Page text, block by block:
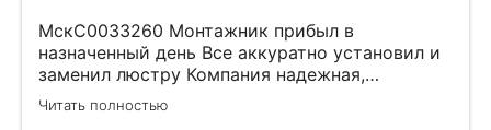
МскС0033260 Монтажник прибыл в
назначенный день Все аккуратно установил и
заменил люстру Компания надежная,
изначально был заключен договор с
замерщиком Делают приятные скидки Не
Читать полностью